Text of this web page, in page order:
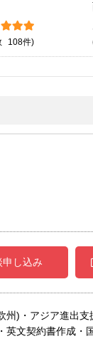
108件)
申し込み
州)・アジア進出
英文契約書作成・